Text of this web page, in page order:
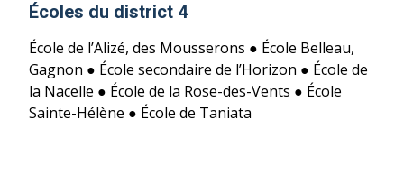
Écoles du district 4
École de l’Alizé, des Mousserons ● École Belleau,
Gagnon ● École secondaire de l’Horizon ● École de
la Nacelle ● École de la Rose-des-Vents ● École
Sainte-Hélène ● École de Taniata